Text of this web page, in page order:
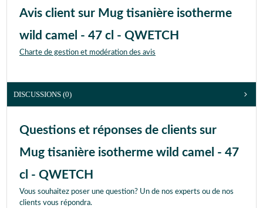
Avis client sur Mug tisanière isotherme
wild camel - 47 cl - QWETCH
Charte de gestion et modération des avis
DISCUSSIONS (0)
Questions et réponses de clients sur
Mug tisanière isotherme wild camel - 47
cl - QWETCH
Vous souhaitez poser une question? Un de nos experts ou de nos
clients vous répondra.